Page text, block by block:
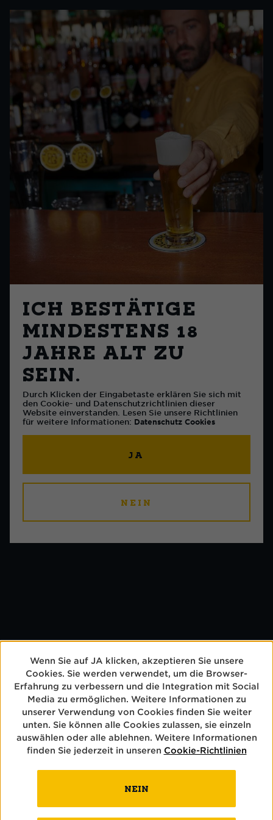
ICH BESTÄTIGE
MINDESTENS 18
JAHRE ALT ZU
SEIN.
Durch Klicken der Eingabetaste erklären Sie sich mit
den Cookie- und Datenschutzrichtlinien dieser
Website einverstanden. Lesen Sie unsere Richtlinien
für weitere Informationen: Datenschutz Cookies
JA
NEIN
wir sind für dich
da.
Was auch immer du vorhast – ein neues
Kundenkonto, eine Schlagzeile, ein Job mit
Zapfgefühl oder gleich die ganze Brauerei
besichtigen: Hier findest du den richtigen Weg
Brauereiführung buchen
Ich möchte Eichhof verkaufen
BIERE
BRAUEREI
BRAUKUNST
Wenn Sie auf JA klicken, akzeptieren Sie unsere
Cookies. Sie werden verwendet, um die Browser-
Erfahrung zu verbessern und die Integration mit Social
Media zu ermöglichen. Weitere Informationen zu
unserer Verwendung von Cookies finden Sie weiter
unten. Sie können alle Cookies zulassen, sie einzeln
auswählen oder alle ablehnen. Weitere Informationen
finden Sie jederzeit in unseren Cookie-Richtlinien
NEIN